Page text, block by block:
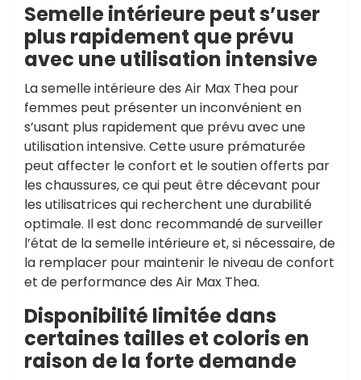
Semelle intérieure peut s’user
plus rapidement que prévu
avec une utilisation intensive
La semelle intérieure des Air Max Thea pour
femmes peut présenter un inconvénient en
s’usant plus rapidement que prévu avec une
utilisation intensive. Cette usure prématurée
peut affecter le confort et le soutien offerts par
les chaussures, ce qui peut être décevant pour
les utilisatrices qui recherchent une durabilité
optimale. Il est donc recommandé de surveiller
l’état de la semelle intérieure et, si nécessaire, de
la remplacer pour maintenir le niveau de confort
et de performance des Air Max Thea.
Disponibilité limitée dans
certaines tailles et coloris en
raison de la forte demande